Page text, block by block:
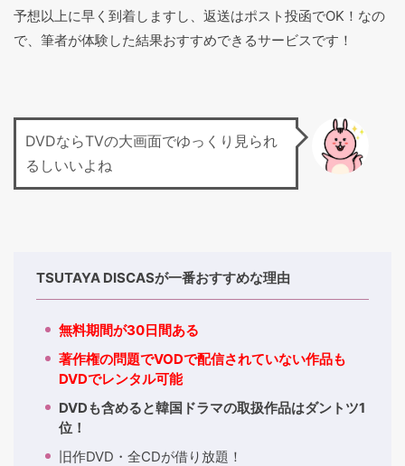
予想以上に早く到着しますし、返送はポスト投函でOK！なの
で、筆者が体験した結果おすすめできるサービスです！
DVDならTVの大画面でゆっくり見られ
るしいいよね
TSUTAYA DISCASが一番おすすめな理由
無料期間が30日間ある
著作権の問題でVODで配信されていない作品も
DVDでレンタル可能
DVDも含めると韓国ドラマの取扱作品はダントツ1
位！
旧作DVD・全CDが借り放題！